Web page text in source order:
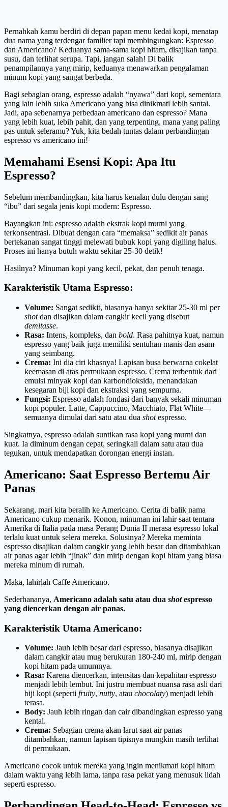
Pernahkah kamu berdiri di depan papan menu kedai kopi, menatap
dua nama yang terdengar familier tapi membingungkan: Espresso
dan Americano? Keduanya sama-sama kopi hitam, disajikan tanpa
susu, dan terlihat serupa. Tapi, jangan salah! Di balik
penampilannya yang mirip, keduanya menawarkan pengalaman
minum kopi yang sangat berbeda.
Bagi sebagian orang, espresso adalah “nyawa” dari kopi, sementara
yang lain lebih suka Americano yang bisa dinikmati lebih santai.
Jadi, apa sebenarnya perbedaan americano dan espresso? Mana
yang lebih kuat, lebih pahit, dan yang terpenting, mana yang paling
pas untuk seleramu? Yuk, kita bedah tuntas dalam perbandingan
espresso vs americano ini!
Memahami Esensi Kopi: Apa Itu
Espresso?
Sebelum membandingkan, kita harus kenalan dulu dengan sang
“ibu” dari segala jenis kopi modern: Espresso.
Bayangkan ini: espresso adalah ekstrak kopi murni yang
terkonsentrasi. Dibuat dengan cara “memaksa” sedikit air panas
bertekanan sangat tinggi melewati bubuk kopi yang digiling halus.
Proses ini hanya butuh waktu sekitar 25-30 detik!
Hasilnya? Minuman kopi yang kecil, pekat, dan penuh tenaga.
Karakteristik Utama Espresso:
Volume: Sangat sedikit, biasanya hanya sekitar 25-30 ml per
shotdan disajikan dalam cangkir kecil yang disebut
demitasse.
Rasa: Intens, kompleks, dan bold. Rasa pahitnya kuat, namun
espresso yang baik juga memiliki sentuhan manis dan asam
yang seimbang.
Crema: Ini dia ciri khasnya! Lapisan busa berwarna cokelat
keemasan di atas permukaan espresso. Crema terbentuk dari
emulsi minyak kopi dan karbondioksida, menandakan
kesegaran biji kopi dan ekstraksi yang sempurna.
Fungsi: Espresso adalah fondasi dari banyak sekali minuman
kopi populer. Latte, Cappuccino, Macchiato, Flat White—
semuanya dimulai dari satu atau dua shotespresso.
Singkatnya, espresso adalah suntikan rasa kopi yang murni dan
kuat. Ia diminum dengan cepat, seringkali dalam satu atau dua
tegukan, untuk mendapatkan dorongan energi instan.
Americano: Saat Espresso Bertemu Air
Panas
Sekarang, mari kita beralih ke Americano. Cerita di balik nama
Americano cukup menarik. Konon, minuman ini lahir saat tentara
Amerika di Italia pada masa Perang Dunia II merasa espresso lokal
terlalu kuat untuk selera mereka. Solusinya? Mereka meminta
espresso disajikan dalam cangkir yang lebih besar dan ditambahkan
air panas agar lebih “jinak” dan mirip dengan kopi hitam yang biasa
mereka minum di rumah.
Maka, lahirlah Caffe Americano.
Sederhananya, Americano adalah satu atau dua shotespresso
yang diencerkan dengan air panas.
Karakteristik Utama Americano:
Volume: Jauh lebih besar dari espresso, biasanya disajikan
dalam cangkir atau mug berukuran 180-240 ml, mirip dengan
kopi hitam pada umumnya.
Rasa: Karena diencerkan, intensitas dan kepahitan espresso
menjadi lebih lembut. Ini justru membuat nuansa rasa asli dari
biji kopi (seperti fruity, nutty, atau chocolaty) menjadi lebih
terasa.
Body: Jauh lebih ringan dan cair dibandingkan espresso yang
kental.
Crema: Sebagian crema akan larut saat air panas
ditambahkan, namun lapisan tipisnya mungkin masih terlihat
di permukaan.
Americano cocok untuk mereka yang ingin menikmati kopi hitam
dalam waktu yang lebih lama, tanpa rasa pekat yang menusuk lidah
seperti espresso.